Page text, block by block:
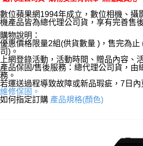
數位蘋果網1994年成立，數位相機、攝
機產品皆為總代理公司貨，享有完善售
購物說明：
優惠價格限量2組(供貨數量 )，售完為
司)。
上網登錄活動，活動時間、贈品內容、
產品保固/售後服務：總代理公司貨，由
務。
若運送過程導致故障或新品瑕疵，7日
維修保固。
如何指定訂購 產品規格(顏色)